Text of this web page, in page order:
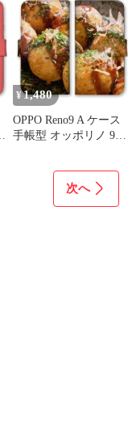
ス 天使 悪魔 ワンポイ
ント エンジェル デビル
キャラ かわいい マスコ
ット カラー カラー02
¥ 1,480
OPPO Reno9 A ケース
手帳型 オッポリノ 9A
寿司 ピザ オムライス
たこ焼き 鯛焼き フレン
次へ